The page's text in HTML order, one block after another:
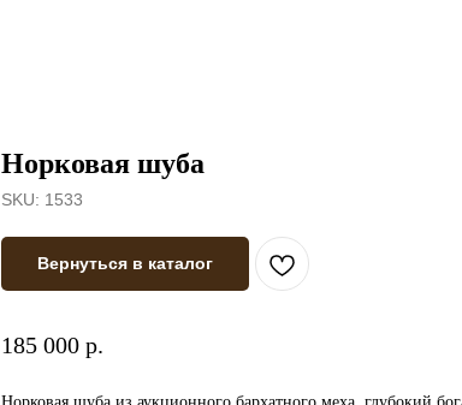
Норковая шуба
SKU: 1533
Вернуться в каталог
185 000 р.